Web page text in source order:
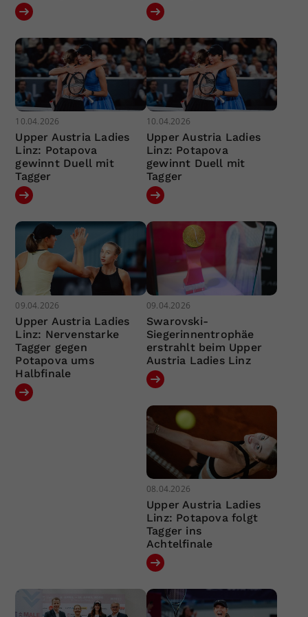
10.04.2026
Upper Austria Ladies
Linz: Potapova
gewinnt Duell mit
Tagger
10.04.2026
Upper Austria Ladies
Linz: Potapova
gewinnt Duell mit
Tagger
09.04.2026
Upper Austria Ladies
Linz: Nervenstarke
Tagger gegen
Potapova ums
Halbfinale
09.04.2026
Swarovski-
Siegerinnentrophäe
erstrahlt beim Upper
Austria Ladies Linz
08.04.2026
Upper Austria Ladies
Linz: Potapova folgt
Tagger ins
Achtelfinale